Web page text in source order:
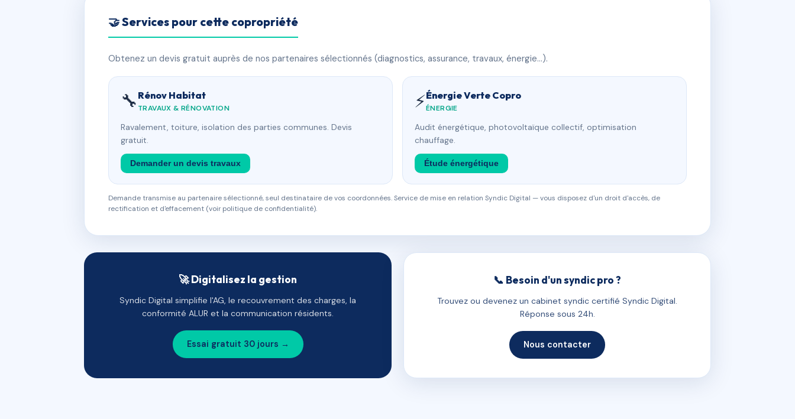
🤝 Services pour cette copropriété
Obtenez un devis gratuit auprès de nos partenaires sélectionnés (diagnostics, assurance, travaux, énergie…).
🔧 Rénov Habitat
TRAVAUX & RÉNOVATION
Ravalement, toiture, isolation des parties communes. Devis
gratuit.
Demander un devis travaux
⚡Énergie Verte Copro
ÉNERGIE
Audit énergétique, photovoltaïque collectif, optimisation
chauffage.
Étude énergétique
Demande transmise au partenaire sélectionné, seul destinataire de vos coordonnées. Service de mise en relation Syndic Digital — vous disposez d'un droit d'accès, de
rectification et d'effacement (voir politique de confidentialité).
🚀 Digitalisez la gestion
Syndic Digital simplifie l'AG, le recouvrement des charges, la
conformité ALUR et la communication résidents.
Essai gratuit 30 jours →
📞 Besoin d'un syndic pro ?
Trouvez ou devenez un cabinet syndic certifié Syndic Digital.
Réponse sous 24h.
Nous contacter